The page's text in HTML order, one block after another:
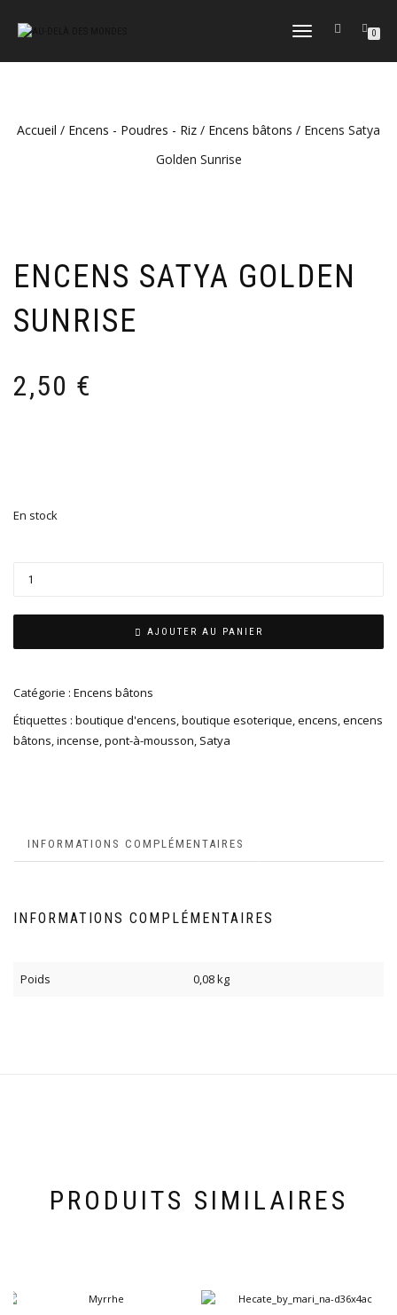
DÉPLIER
NAVIGATION
0
Accueil / Encens - Poudres - Riz / Encens bâtons / Encens Satya
Golden Sunrise
ENCENS SATYA GOLDEN
SUNRISE
2,50 €
En stock
AJOUTER AU PANIER
Catégorie : Encens bâtons
Étiquettes : boutique d'encens,boutique esoterique,encens,encens
bâtons,incense,pont-à-mousson, Satya
INFORMATIONS COMPLÉMENTAIRES
INFORMATIONS COMPLÉMENTAIRES
Poids 0,08 kg
PRODUITS SIMILAIRES